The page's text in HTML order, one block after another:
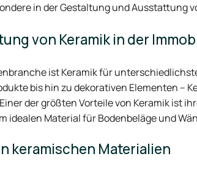
in der Gestaltung und Ausstattung
von Keramik in der
ist Keramik für
bis hin zu dekorativen Elementen –
der größten Vorteile von Keramik ist
idealen Material für Bodenbeläge und
keramischen Materialien